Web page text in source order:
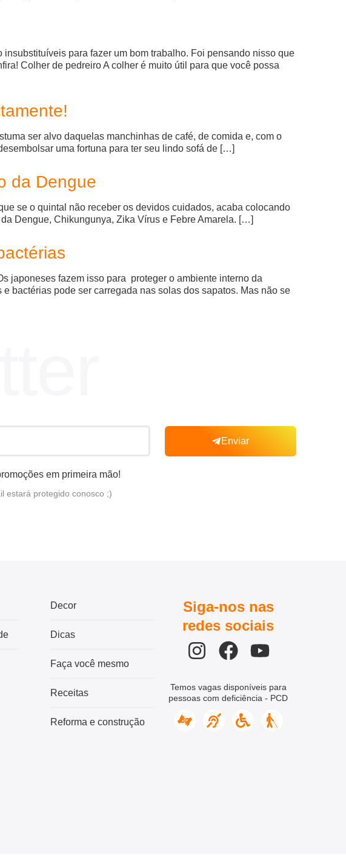
para fazer um bom trabalho. Foi pensando nisso que
Colher de pedreiro A colher é muito útil para que você possa
ser alvo daquelas manchinhas de café, de comida e, com o
uma fortuna para ter seu lindo sofá de […]
da Dengue
se o quintal não receber os devidos cuidados, acaba colocando
Dengue, Chikungunya, Zika Vírus e Febre Amarela. […]
japoneses fazem isso para proteger o ambiente interno da
bactérias pode ser carregada nas solas dos sapatos. Mas não se
Enviar
em primeira mão!
estará protegido conosco ;)
Decor
Dicas
Faça você mesmo
Receitas
Reforma e construção
Siga-nos nas
redes sociais
Temos vagas disponíveis para
pessoas com deficiência - PCD